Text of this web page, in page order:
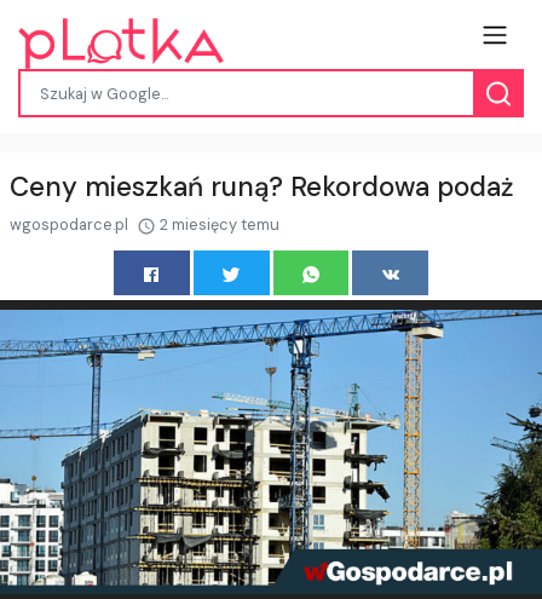
Ceny mieszkań runą? Rekordowa podaż
wgospodarce.pl 2 miesięcy temu